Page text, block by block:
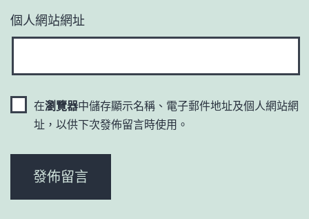
個人網站網址
在瀏覽器中儲存顯示名稱、電子郵件地址及個人網站網
址，以供下次發佈留言時使用。